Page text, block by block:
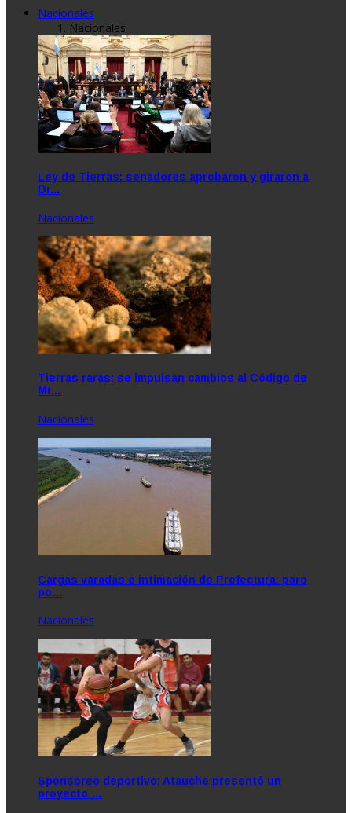
Nacionales
Nacionales
Ley de Tierras: senadores aprobaron y giraron a
Di…
Nacionales
Tierras raras: se impulsan cambios al Código de
Mi…
Nacionales
Cargas varadas e intimación de Prefectura: paro
po…
Nacionales
Sponsoreo deportivo: Atauche presentó un
proyecto …